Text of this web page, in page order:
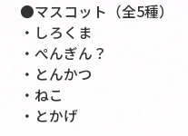
●マスコット（全5種）
・しろくま
・ぺんぎん？
・とんかつ
・ねこ
・とかげ